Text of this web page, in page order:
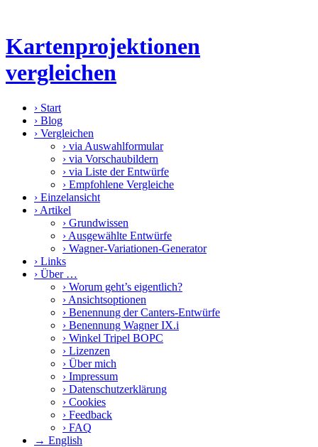
Kartenprojektionen
vergleichen
› Start
› Blog
› Vergleichen
› via Auswahlformular
› via Vorschaubildern
› via Liste der Entwürfe
› Empfohlene Vergleiche
› Einzelansicht
› Artikel
› Grundwissen
› Ausgewählte Entwürfe
› Wagner-Variationen-Generator
› Links
› Über …
› Worum geht’s eigentlich?
› Ansichtsoptionen
› Benennung der Canters-Entwürfe
› Benennung Wagner IX.i
› Winkel Tripel BOPC
› Lizenzen
› Über mich
› Impressum
› Datenschutzerklärung
› Cookies
› Feedback
› FAQ
→ English